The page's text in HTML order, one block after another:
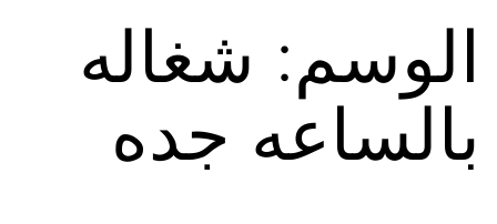
الوسم: شغاله
بالساعه جده